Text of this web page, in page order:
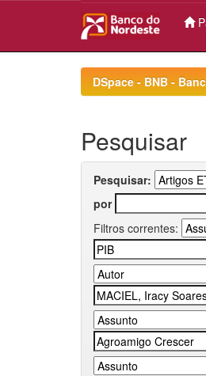
DSpace - BNB -
Pesquisar
Pesquisar:
por
Filtros correntes: